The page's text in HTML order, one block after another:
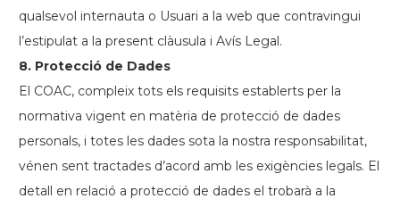
qualsevol internauta o Usuari a la web que contravingui
l’estipulat a la present clàusula i Avís Legal.
8. Protecció de Dades
El COAC, compleix tots els requisits establerts per la
normativa vigent en matèria de protecció de dades
personals, i totes les dades sota la nostra responsabilitat,
vénen sent tractades d’acord amb les exigències legals. El
detall en relació a protecció de dades el trobarà a la